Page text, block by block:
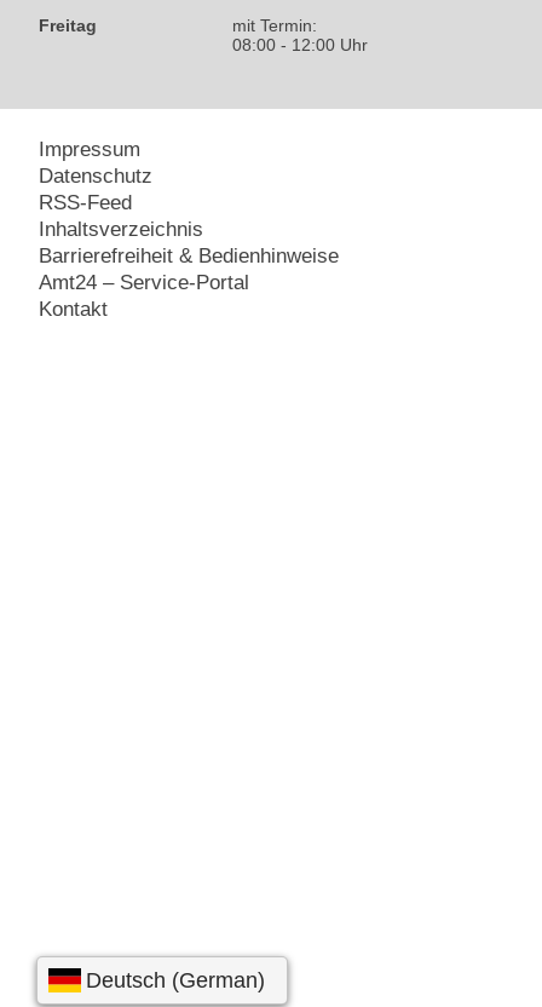
Freitag
mit Termin:
08:00 - 12:00 Uhr
Impressum
Datenschutz
RSS-Feed
Inhaltsverzeichnis
Barrierefreiheit & Bedienhinweise
Amt24 – Service-Portal
Kontakt